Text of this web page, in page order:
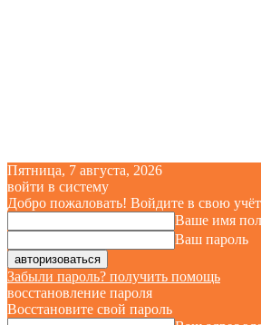
Пятница, 7 августа, 2026
войти в систему
Добро пожаловать! Войдите в свою
Ваше имя
Ваш пароль
Забыли пароль? получить помощь
восстановление пароля
Восстановите свой пароль